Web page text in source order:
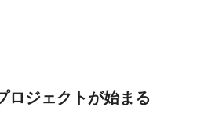
ロジェクトが始まる